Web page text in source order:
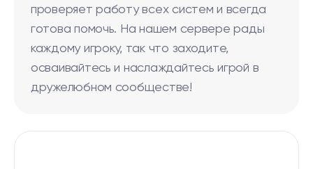
проверяет работу всех систем и всегда
готова помочь. На нашем сервере рады
каждому игроку, так что заходите,
осваивайтесь и наслаждайтесь игрой в
дружелюбном сообществе!